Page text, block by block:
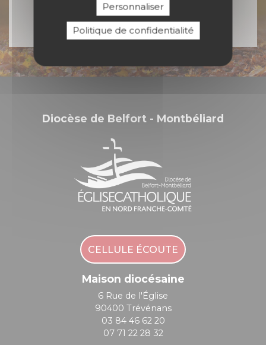
Diocèse de Belfort - Montbéliard
CELLULE ÉCOUTE
Maison diocésaine
6 Rue de l'Église
90400 Trévénans
03 84 46 62 20
07 71 22 28 32
Personnaliser
Politique de confidentialité